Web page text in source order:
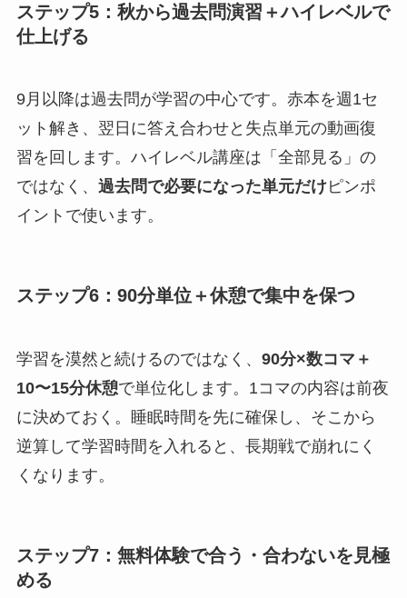
ステップ5：秋から過去問演習＋ハイレベルで
仕上げる
9月以降は過去問が学習の中心です。赤本を週1セ
ット解き、翌日に答え合わせと失点単元の動画復
習を回します。ハイレベル講座は「全部見る」の
ではなく、 過去問で必要になった単元だけピンポ
イントで使います。
ステップ6：90分単位＋休憩で集中を保つ
学習を漠然と続けるのではなく、 90分×数コマ＋
10〜15分休憩で単位化します。1コマの内容は前夜
に決めておく。睡眠時間を先に確保し、そこから
逆算して学習時間を入れると、長期戦で崩れにく
くなります。
ステップ7：無料体験で合う・合わないを見極
める